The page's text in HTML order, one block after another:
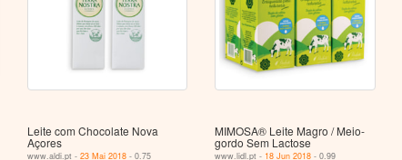
Leite com Chocolate Nova
Açores
www.aldi.pt - 23 Mai 2018- 0.75
MIMOSA® Leite Magro / Meio-
gordo Sem Lactose
www.lidl.pt - 18 Jun 2018 - 0.99